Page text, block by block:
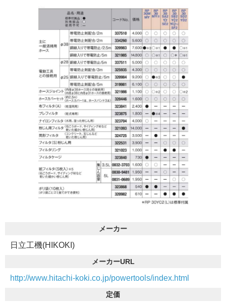
メーカー
日立工機(HIKOKI)
メーカーURL
http://www.hitachi-koki.co.jp/powertools/index.html
定価